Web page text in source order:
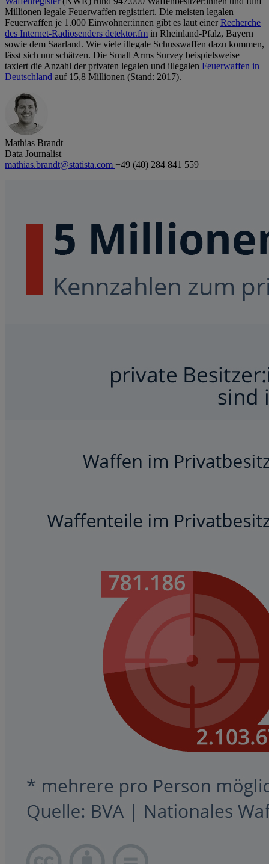
Millionen legale Feuerwaffen registriert. Die meisten legalen
Feuerwaffen je 1.000 Einwohner:innen gibt es laut einerRecherche
des Internet-Radiosenders detektor.fm in Rheinland-Pfalz, Bayern
sowie dem Saarland. Wie viele illegale Schusswaffen dazu kommen,
lässt sich nur schätzen. Die Small Arms Survey beispielsweise
taxiert die Anzahl der privaten legalen und illegalen Feuerwaffen in
Deutschland auf 15,8 Millionen (Stand: 2017).
Mathias Brandt
Data Journalist
mathias.brandt@statista.com +49 (40) 284 841 559